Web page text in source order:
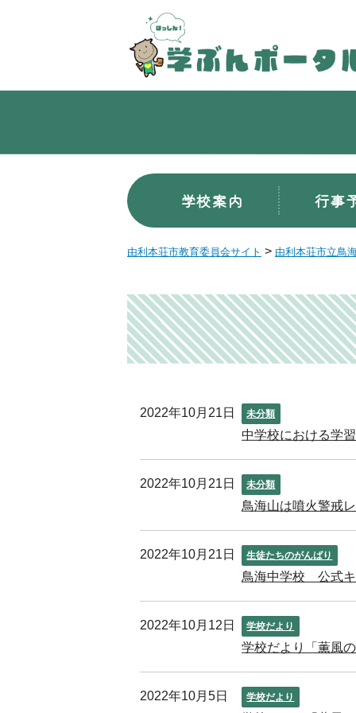
学校案内 行事
由利本荘市教育委員会サイト > 由利本荘市立鳥
2022年10月21日 未分類
中学校における学
2022年10月21日 未分類
鳥海山は噴火警戒
2022年10月21日 生徒たちのがんばり
鳥海中学校 公式キ
2022年10月12日 学校だより
学校だより「薫風
2022年10月5日 学校だより